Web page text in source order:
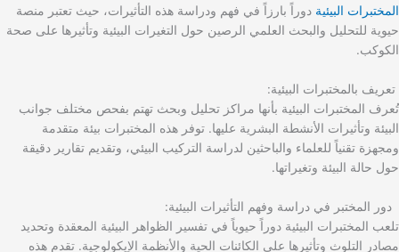
المختبرات البيئية دوراً بارزاً في فهم ودراسة هذه التأثيرات، حيث تعتبر منصة
حيوية للتحليل والبحث العلمي الرصين حول التغيرات البيئية وتأثيرها على صحة
الكوكب.
تعريف بالمختبرات البيئية:
تُعرف المختبرات البيئية بأنها مراكز تحليل وبحث تهتم بفحص مختلف جوانب
البيئة وتأثيرات الأنشطة البشرية عليها. توفر هذه المختبرات بيئة متقدمة
ومجهزة تقنياً للعلماء والباحثين لدراسة التركيب البيئي، وتقديم تقارير دقيقة
حول حالة البيئة وتغيراتها.
دور المختبر في دراسة وفهم التأثيرات البيئية:
تلعب المختبرات البيئية دوراً حيوياً في تفسير الظواهر البيئية المعقدة وتحديد
مصادر التلوث وتأثيرها على الكائنات الحية والأنظمة الإيكولوجية. تقدم هذه